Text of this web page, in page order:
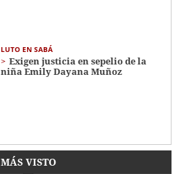
LUTO EN SABÁ
Exigen justicia en sepelio de la
niña Emily Dayana Muñoz
MÁS VISTO